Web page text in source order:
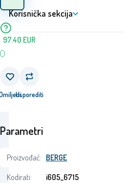
97.40 EUR
Usporediti
Parametri
Proizvođač: BERGE
Kodirati:
i605_6715
Korisnička sekcija